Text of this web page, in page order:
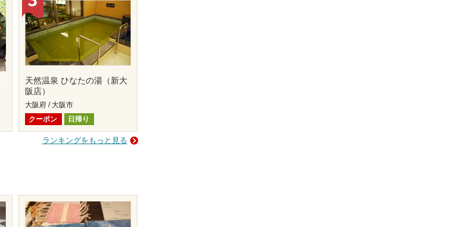
天然温泉 ひなたの湯（新大
阪店）
大阪府 / 大阪市
クーポン
日帰り
ランキングをもっと見る